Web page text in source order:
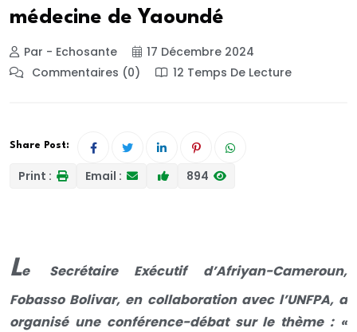
médecine de Yaoundé
Par - Echosante
17 Décembre 2024
Commentaires (0)
12 Temps De Lecture
Share Post:
Print : Email : 894
Le
Secrétaire Exécutif d’Afriyan-Cameroun,
Fobasso Bolivar, en collaboration avec l’UNFPA, a
organisé une conférence-débat sur le thème : «